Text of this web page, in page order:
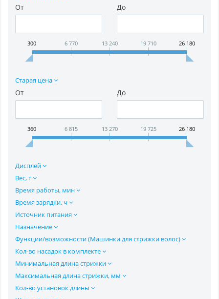
От До
300 6 770 13 240 19 710 26 180
Старая цена
От До
360 6 815 13 270 19 725 26 180
Дисплей
Вес, г
Время работы, мин
Время зарядки, ч
Источник питания
Назначение
Функции/возможности (Машинки для стрижки волос)
Кол-во насадок в комплекте
Минимальная длина стрижки
Максимальная длина стрижки, мм
Кол-во установок длины